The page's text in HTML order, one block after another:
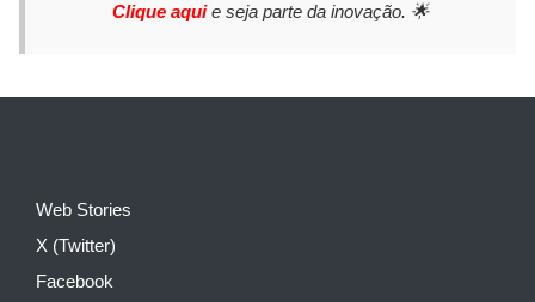
Clique aquie seja parte da inovação. 🌟
Web Stories
X (Twitter)
Facebook